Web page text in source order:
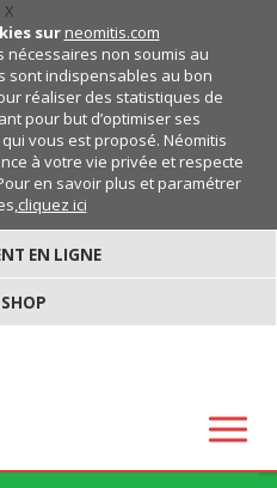
X
sur neomitis.com
nécessaires non soumis au
sont indispensables au bon
réaliser des statistiques de
pour but d’optimiser ses
vous est proposé. Néomitis
à votre vie privée et respecte
en savoir plus et paramétrer
cliquez ici
EN LIGNE
SHOP